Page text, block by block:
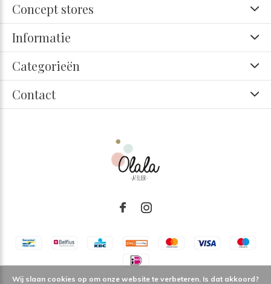
Concept stores
Informatie
Categorieën
Contact
Wij slaan cookies op om onze website te verbeteren. Is dat akkoord?